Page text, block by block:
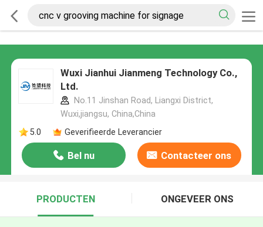
Wuxi Jianhui Jianmeng Technology Co.,
Ltd.
No.11 Jinshan Road, Liangxi District,
Wuxi,jiangsu, China,China
5.0
Geverifieerde Leverancier
Bel nu Contacteer ons
PRODUCTEN ONGEVEER ONS